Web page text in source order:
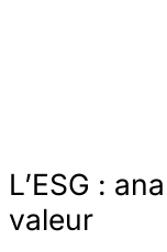
L’ESG :
valeur